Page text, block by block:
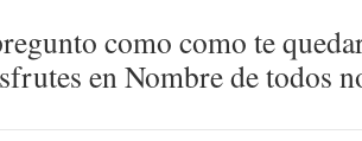
como como te
en Nombre de todos